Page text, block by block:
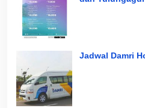
Jadwal Damri